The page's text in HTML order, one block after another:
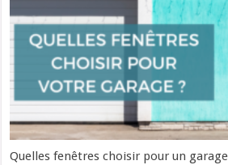
Quelles fenêtres choisir pour un